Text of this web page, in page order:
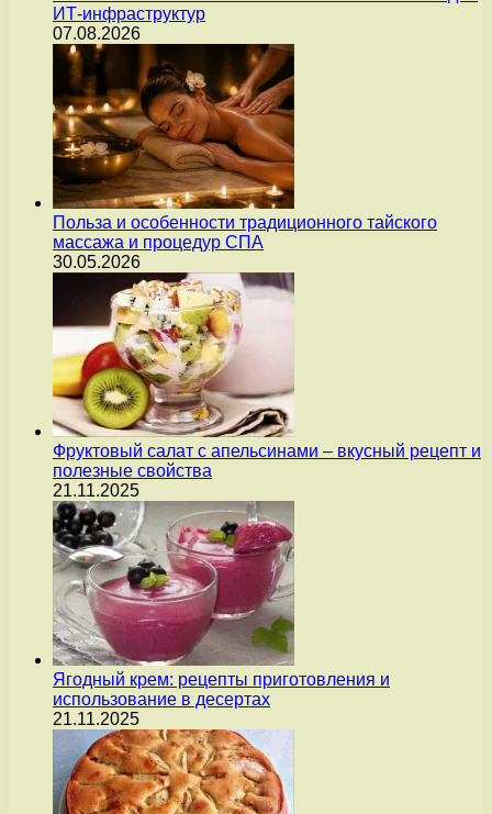
ИТ-инфраструктур
07.08.2026
Польза и особенности традиционного тайского
массажа и процедур СПА
30.05.2026
Фруктовый салат с апельсинами – вкусный рецепт и
полезные свойства
21.11.2025
Ягодный крем: рецепты приготовления и
использование в десертах
21.11.2025